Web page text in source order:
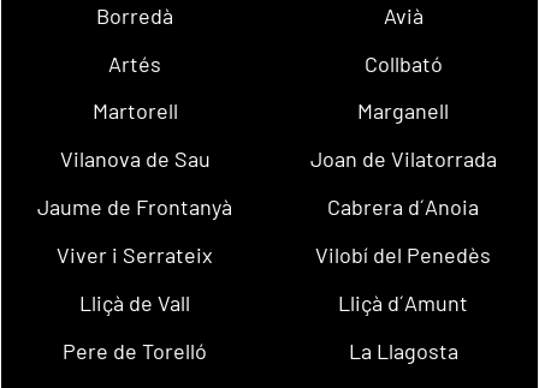
Borredà
Avià
Artés
Collbató
Martorell
Marganell
Vilanova de Sau
Joan de Vilatorrada
Jaume de Frontanyà
Cabrera d´Anoia
Viver i Serrateix
Vilobí del Penedès
Lliçà de Vall
Lliçà d´Amunt
Pere de Torelló
La Llagosta